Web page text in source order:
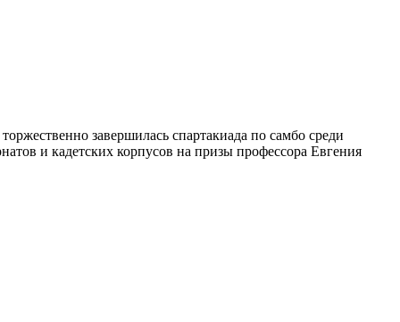
завершилась спартакиада по самбо среди
и кадетских корпусов на призы профессора Евгения